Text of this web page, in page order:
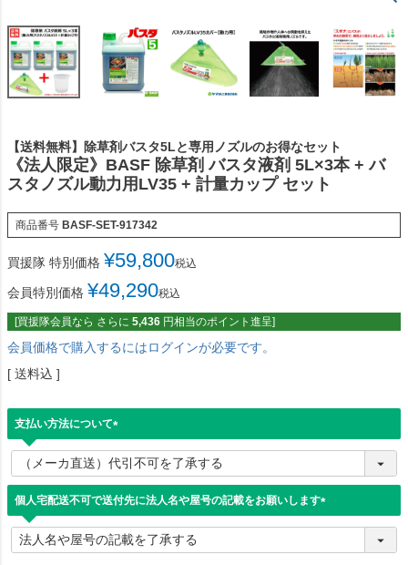
【送料無料】除草剤バスタ5Lと専用ノズルのお得なセット
《法人限定》BASF 除草剤 バスタ液剤 5L×3本 + バ
スタノズル動力用LV35 + 計量カップ セット
商品番号 BASF-SET-917342
買援隊 特別価格 ¥59,800税込
会員特別価格 ¥49,290税込
[買援隊会員なら さらに 5,436 円相当のポイント進呈]
会員価格で購入するにはログインが必要です。
送料込
支払い方法について
必
須
)
個人宅配送不可で送付先に法人名や屋号の記載をお願いします
須